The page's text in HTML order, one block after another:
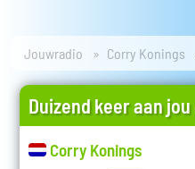
Jouwradio Corry Konings
Duizend keer aan
Corry Konings